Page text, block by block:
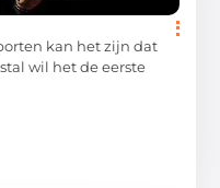
kan het zijn dat
wil het de eerste